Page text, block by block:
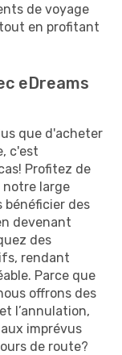
de voyage
en profitant
eDreams
que d'acheter
c'est
Profitez de
large
bénéficier des
devenant
des
rendant
Parce que
offrons des
l’annulation,
imprévus
de route?